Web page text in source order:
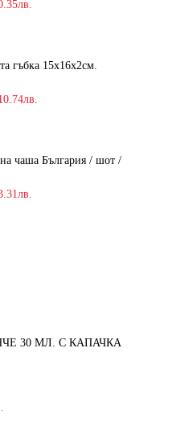
гъбка 15х16х2см.
чаша България / шот /
30 МЛ. С КАПАЧКА